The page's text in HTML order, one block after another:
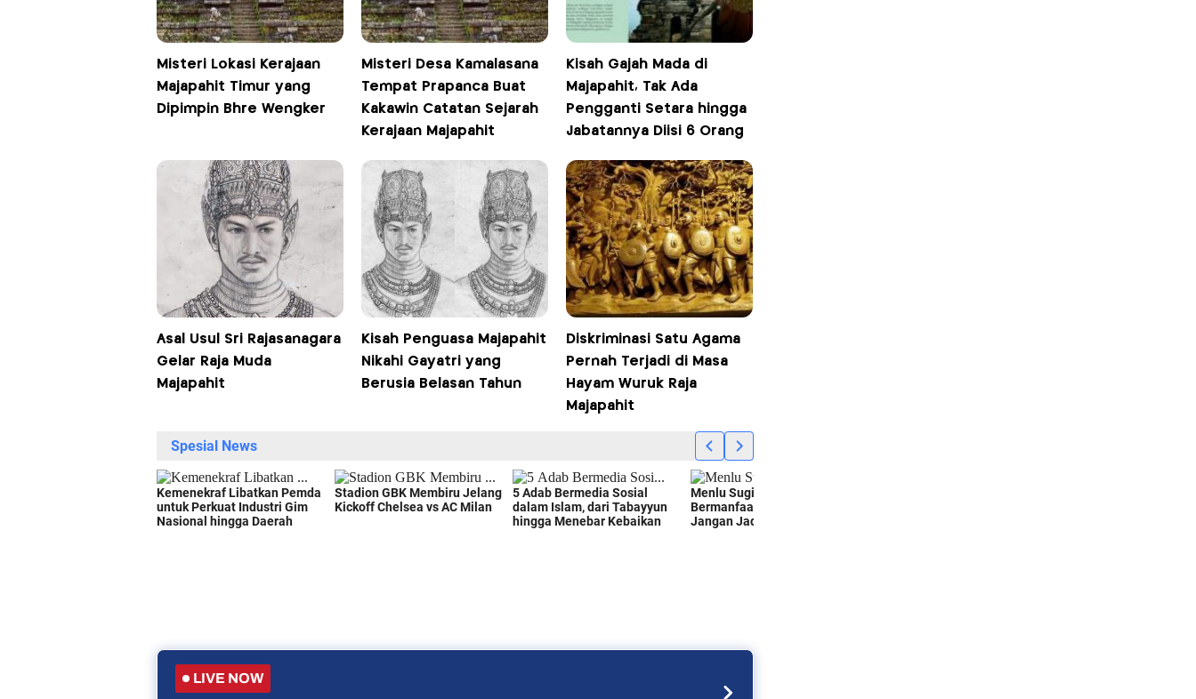
Misteri Lokasi Kerajaan
Majapahit Timur yang
Dipimpin Bhre Wengker
Misteri Desa Kamalasana
Tempat Prapanca Buat
Kakawin Catatan Sejarah
Kerajaan Majapahit
Kisah Gajah Mada di
Majapahit, Tak Ada
Pengganti Setara hingga
Jabatannya Diisi 6 Orang
Asal Usul Sri Rajasanagara
Gelar Raja Muda
Majapahit
Kisah Penguasa Majapahit
Nikahi Gayatri yang
Berusia Belasan Tahun
Diskriminasi Satu Agama
Pernah Terjadi di Masa
Hayam Wuruk Raja
Majapahit
LIVE NOW